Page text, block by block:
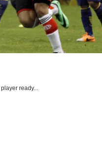
player ready...